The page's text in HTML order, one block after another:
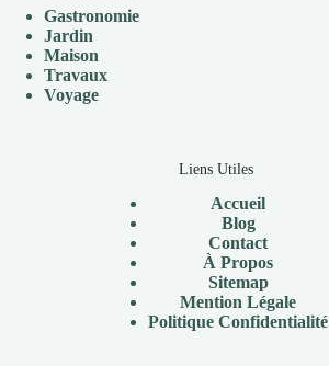
Gastronomie
Jardin
Maison
Travaux
Voyage
Liens Utiles
Accueil
Blog
Contact
À Propos
Sitemap
Mention Légale
Politique Confidentialité